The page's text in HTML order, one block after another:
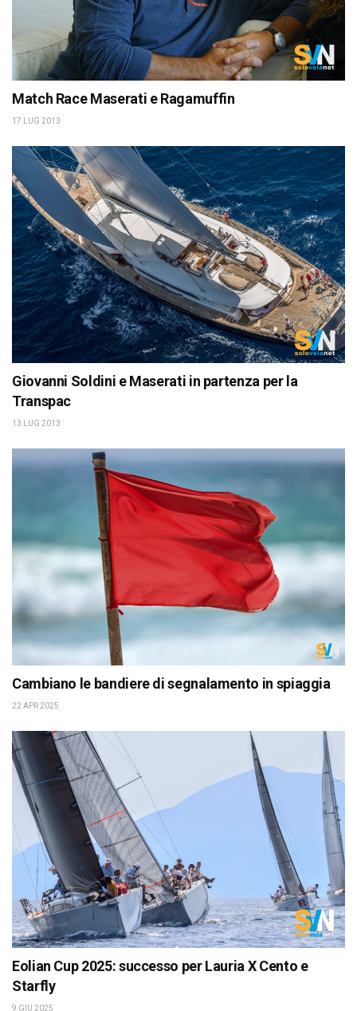
Match Race Maserati e Ragamuffin
17 LUG 2013
Giovanni Soldini e Maserati in partenza per la
Transpac
13 LUG 2013
Cambiano le bandiere di segnalamento in spiaggia
22 APR 2025
Eolian Cup 2025: successo per Lauria X Cento e
Starfly
9 GIU 2025